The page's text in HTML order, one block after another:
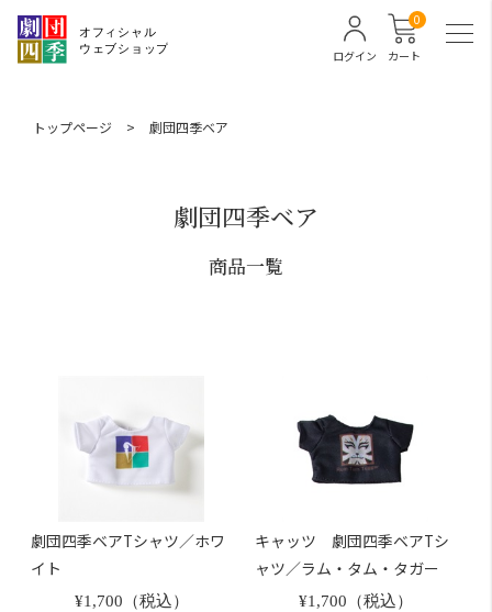
カート
0
ログイン
トップページ > 劇団四季ベア
劇団四季ベア
商品一覧
劇団四季ベアTシャツ／ホワ
イト
¥1,700（税込）
キャッツ 劇団四季ベアTシ
ャツ／ラム・タム・タガー
¥1,700（税込）